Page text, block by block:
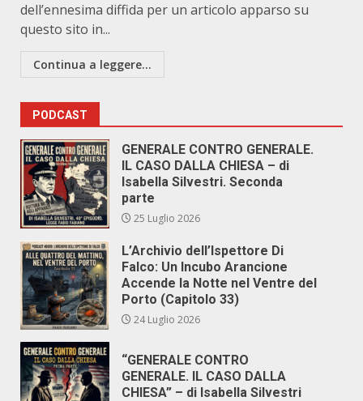
dell’ennesima diffida per un articolo apparso su
questo sito in...
Continua a leggere...
PODCAST
GENERALE CONTRO GENERALE.
IL CASO DALLA CHIESA – di
Isabella Silvestri. Seconda
parte
25 Luglio 2026
L’Archivio dell’Ispettore Di
Falco: Un Incubo Arancione
Accende la Notte nel Ventre del
Porto (Capitolo 33)
24 Luglio 2026
“GENERALE CONTRO
GENERALE. IL CASO DALLA
CHIESA” – di Isabella Silvestri